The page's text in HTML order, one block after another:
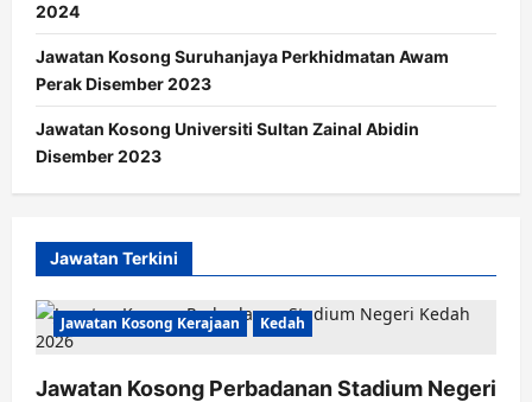
2024
Jawatan Kosong Suruhanjaya Perkhidmatan Awam
Perak Disember 2023
Jawatan Kosong Universiti Sultan Zainal Abidin
Disember 2023
Jawatan Terkini
Jawatan Kosong Kerajaan Kedah
Jawatan Kosong Perbadanan Stadium Negeri